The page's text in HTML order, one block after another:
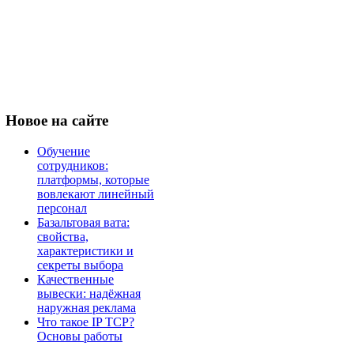
Новое на сайте
Обучение
сотрудников:
платформы, которые
вовлекают линейный
персонал
Базальтовая вата:
свойства,
характеристики и
секреты выбора
Качественные
вывески: надёжная
наружная реклама
Что такое IP TCP?
Основы работы